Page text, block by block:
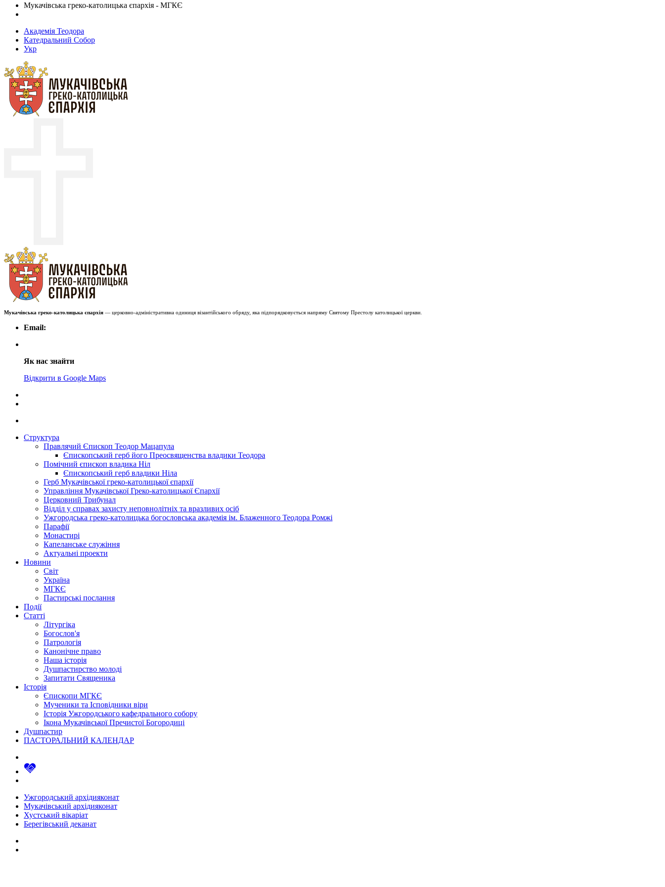
Мукачівська греко-католицька єпархія - МГКЄ
Академія Теодора
Катедральний Собор
Укр
Мукачівська греко-католицька єпархія — церковно-адміністративна одиниця візантійського обряду, яка підпорядковується напряму Святому Престолу католицької церкви.
Email:
Як нас знайти
Відкрити в Google Maps
Структура
Правлячий Єпископ Теодор Мацапула
Єпископський герб його Преосвященства владики Теодора
Помічний єпископ владика Ніл
Єпископський герб владики Ніла
Герб Мукачівської греко-католицької єпархії
Управління Мукачівської Греко-католицької Єпархії
Церковний Трибунал
Відділ у справах захисту неповнолітніх та вразливих осіб
Ужгородська греко-католицька богословська академія ім. Блаженного Теодора Ромжі
Парафії
Монастирі
Капеланське служіння
Актуальні проекти
Новини
Світ
Україна
МГКЄ
Пастирські послання
Події
Статті
Літургіка
Богослов'я
Патрологія
Канонічне право
Наша історія
Душпастирство молоді
Запитати Священика
Історія
Єпископи МГКЄ
Мученики та Ісповідники віри
Історія Ужгородського кафедрального собору
Ікона Мукачівської Пречистої Богородиці
Душпастир
ПАСТОРАЛЬНИЙ КАЛЕНДАР
Ужгородський архідияконат
Мукачівський архідияконат
Хустський вікаріат
Берегівський деканат